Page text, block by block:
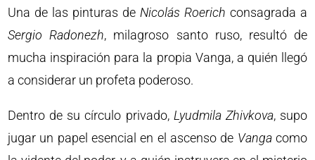
Una de las pinturas de Nicolás Roerich consagrada a
Sergio Radonezh, milagroso santo ruso, resultó de
mucha inspiración para la propia Vanga, a quién llegó
a considerar un profeta poderoso.
Dentro de su círculo privado, Lyudmila Zhivkova, supo
jugar un papel esencial en el ascenso de Vangacomo